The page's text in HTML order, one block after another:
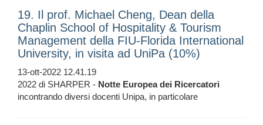
19. Il prof. Michael Cheng, Dean della
Chaplin School of Hospitality & Tourism
Management della FIU-Florida International
University, in visita ad UniPa (10%)
13-ott-2022 12.41.19
2022 di SHARPER - Notte Europea dei Ricercatori
incontrando diversi docenti Unipa, in particolare